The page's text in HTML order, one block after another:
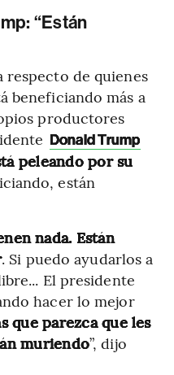
“Están
respecto de quienes
beneficiando más a
productores
Donald Trump
peleando por su
están
nada. Están
. Si puedo ayudarlos a
El presidente
hacer lo mejor
que parezca que les
muriendo”, dijo